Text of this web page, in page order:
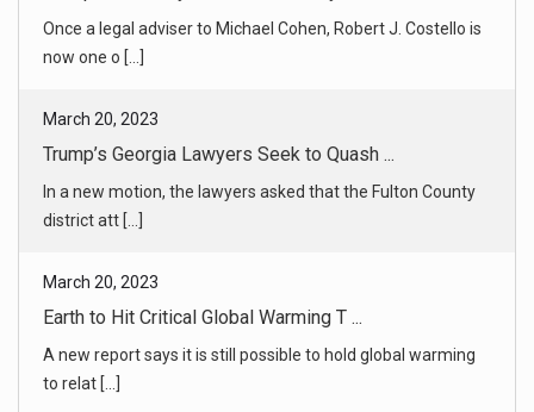
Trump’s Georgia Lawyers Seek to Quash ...
In a new motion, the lawyers asked that the Fulton County
March 20, 2023
Earth to Hit Critical Global Warming T ...
A new report says it is still possible to hold global warming
March 20, 2023
Fate of First Republic Hangs in Balanc ...
A $30 billion cash infusion and a frantic effort to sell a stake